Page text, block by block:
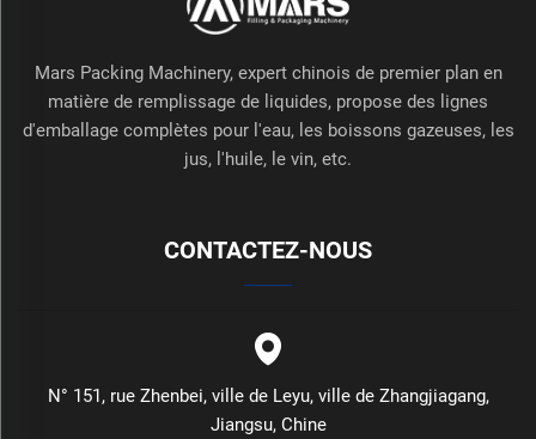
Mars Packing Machinery, expert chinois de premier plan en
matière de remplissage de liquides, propose des lignes
d'emballage complètes pour l'eau, les boissons gazeuses, les
jus, l'huile, le vin, etc.
CONTACTEZ-NOUS
N° 151, rue Zhenbei, ville de Leyu, ville de Zhangjiagang,
Jiangsu, Chine